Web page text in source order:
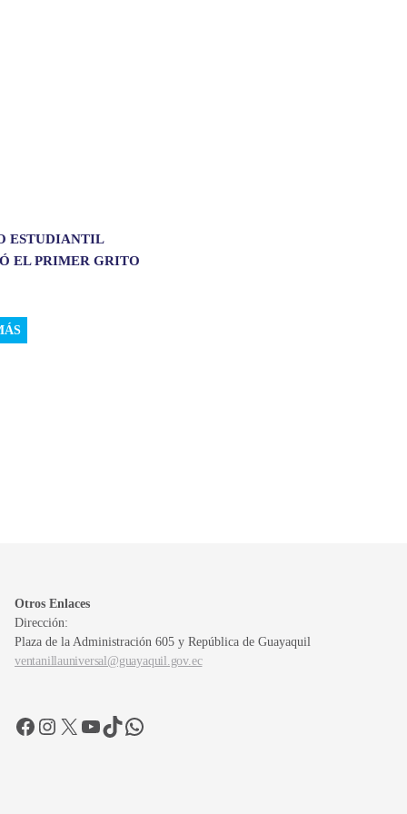
ESTUDIANTIL
EL PRIMER GRITO
Otros Enlaces
Dirección:
Plaza de la Administración 605 y República de Guayaquil
ventanillauniversal@guayaquil.gov.ec
FacebookInstagram
X YouTube
TikTokWhatsApp